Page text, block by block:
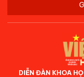
DIỄN ĐÀN KHOA